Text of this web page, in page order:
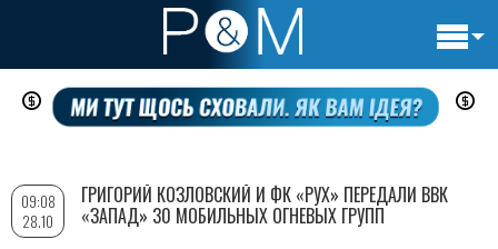
Перейти
содержанию
09:08
28.10
ГРИГОРИЙ КОЗЛОВСКИЙ И ФК «РУХ» ПЕРЕДАЛИ ВВК
«ЗАПАД» 30 МОБИЛЬНЫХ ОГНЕВЫХ ГРУПП